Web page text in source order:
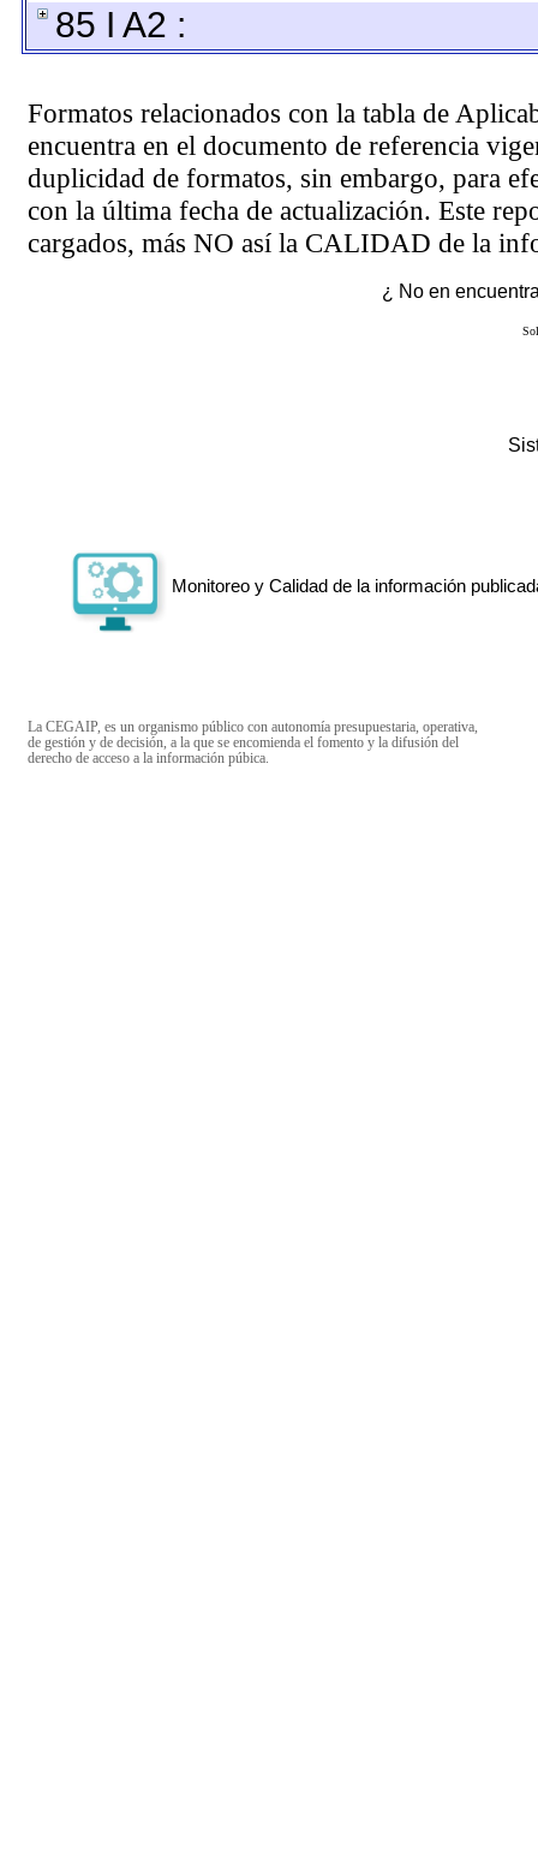
85 I A2 :
Formatos relacionados con la tabla de
encuentra en el documento de referencia
duplicidad de formatos, sin embargo, para
con la última fecha de actualización. Este
cargados, más NO así la CALIDAD de la
¿ No en
Monitoreo y Calidad de la información
La CEGAIP, es un organismo público con autonomía presupuestaria, operativa,
de gestión y de decisión, a la que se encomienda el fomento y la difusión del
derecho de acceso a la información púbica.